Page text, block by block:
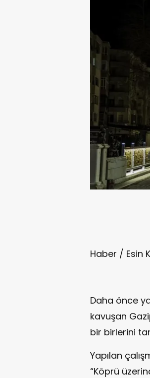
Haber / Esin
Daha önce
kavuşan
bir birlerini
Yapılan
“Köprü